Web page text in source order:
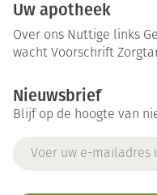
Uw apotheek
Over ons Nuttige links
wacht Voorschrift
Nieuwsbrief
Blijf op de hoogte van